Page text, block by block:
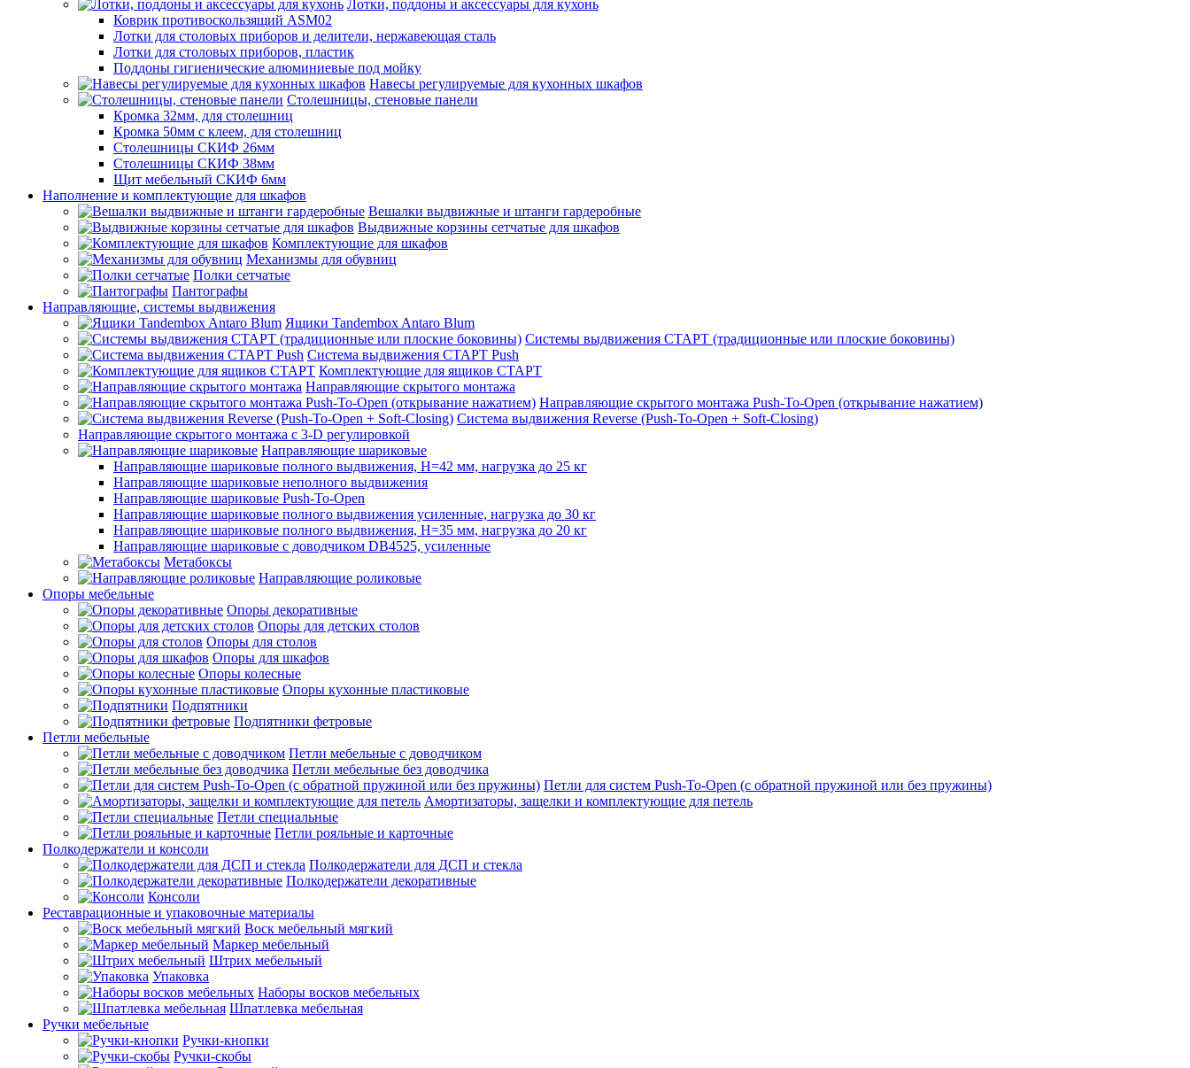
Лотки, поддоны и аксессуары для кухонь
Коврик противоскользящий ASM02
Лотки для столовых приборов и делители, нержавеющая сталь
Лотки для столовых приборов, пластик
Поддоны гигиенические алюминиевые под мойку
Навесы регулируемые для кухонных шкафов
Столешницы, стеновые панели
Кромка 32мм, для столешниц
Кромка 50мм с клеем, для столешниц
Столешницы СКИФ 26мм
Столешницы СКИФ 38мм
Щит мебельный СКИФ 6мм
Наполнение и комплектующие для шкафов
Вешалки выдвижные и штанги гардеробные
Выдвижные корзины сетчатые для шкафов
Комплектующие для шкафов
Механизмы для обувниц
Полки сетчатые
Пантографы
Направляющие, системы выдвижения
Ящики Tandembox Antaro Blum
Системы выдвижения СТАРТ (традиционные или плоские боковины)
Система выдвижения СТАРТ Push
Комплектующие для ящиков СТАРТ
Направляющие скрытого монтажа
Направляющие скрытого монтажа Push-To-Open (открывание нажатием)
Система выдвижения Reverse (Push-To-Open + Soft-Closing)
Направляющие скрытого монтажа с 3-D регулировкой
Направляющие шариковые
Направляющие шариковые полного выдвижения, H=42 мм, нагрузка до 25 кг
Направляющие шариковые неполного выдвижения
Направляющие шариковые Push-To-Open
Направляющие шариковые полного выдвижения усиленные, нагрузка до 30 кг
Направляющие шариковые полного выдвижения, H=35 мм, нагрузка до 20 кг
Направляющие шариковые с доводчиком DB4525, усиленные
Метабоксы
Направляющие роликовые
Опоры мебельные
Опоры декоративные
Опоры для детских столов
Опоры для столов
Опоры для шкафов
Опоры колесные
Опоры кухонные пластиковые
Подпятники
Подпятники фетровые
Петли мебельные
Петли мебельные с доводчиком
Петли мебельные без доводчика
Петли для систем Push-To-Open (с обратной пружиной или без пружины)
Амортизаторы, защелки и комплектующие для петель
Петли специальные
Петли рояльные и карточные
Полкодержатели и консоли
Полкодержатели для ДСП и стекла
Полкодержатели декоративные
Консоли
Реставрационные и упаковочные материалы
Воск мебельный мягкий
Маркер мебельный
Штрих мебельный
Упаковка
Наборы восков мебельных
Шпатлевка мебельная
Ручки мебельные
Ручки-кнопки
Ручки-скобы